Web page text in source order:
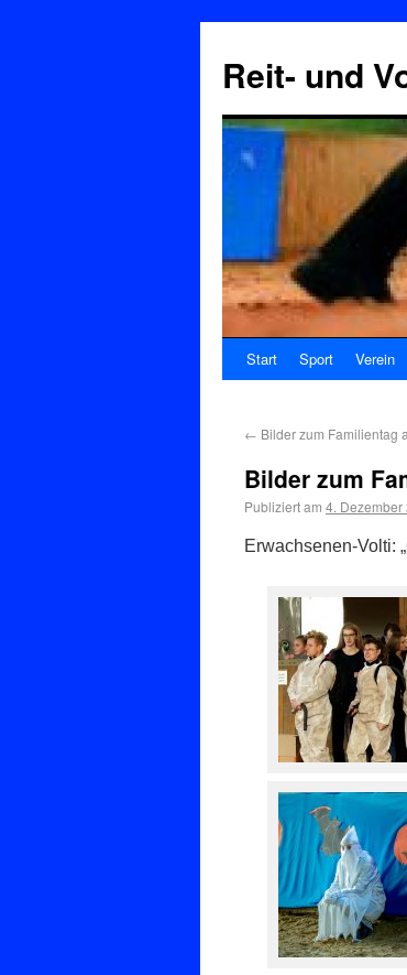
Reit- und
Start Sport Verein
← Bilder zum Familientag
Bilder zum
Publiziert am 4. Dezember
Erwachsenen-Volti: